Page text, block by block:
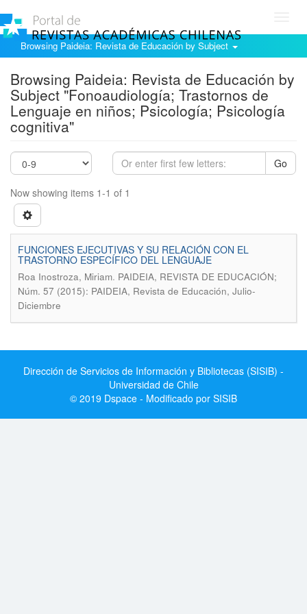
Browsing Paideia: Revista de Educación by Subject
Browsing Paideia: Revista de Educación by
Subject "Fonoaudiología; Trastornos de
Lenguaje en niños; Psicología; Psicología
cognitiva"
Go
Now showing items 1-1 of 1
FUNCIONES EJECUTIVAS Y SU RELACIÓN CON EL
TRASTORNO ESPECÍFICO DEL LENGUAJE
Roa Inostroza, Miriam. PAIDEIA, REVISTA DE EDUCACIÓN;
Núm. 57 (2015): PAIDEIA, Revista de Educación, Julio-
Diciembre
Dirección de Servicios de Información y Bibliotecas (SISIB) -
Universidad de Chile
© 2019 Dspace - Modificado por SISIB